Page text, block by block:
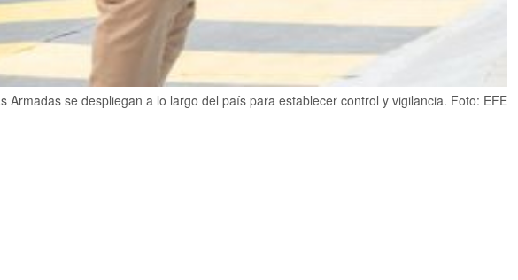
Armadas se despliegan a lo largo del país para establecer control y vigilancia. Foto: EFE